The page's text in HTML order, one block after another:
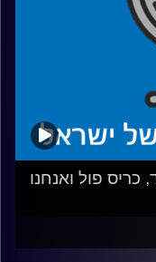
כריס פול ואנחנו